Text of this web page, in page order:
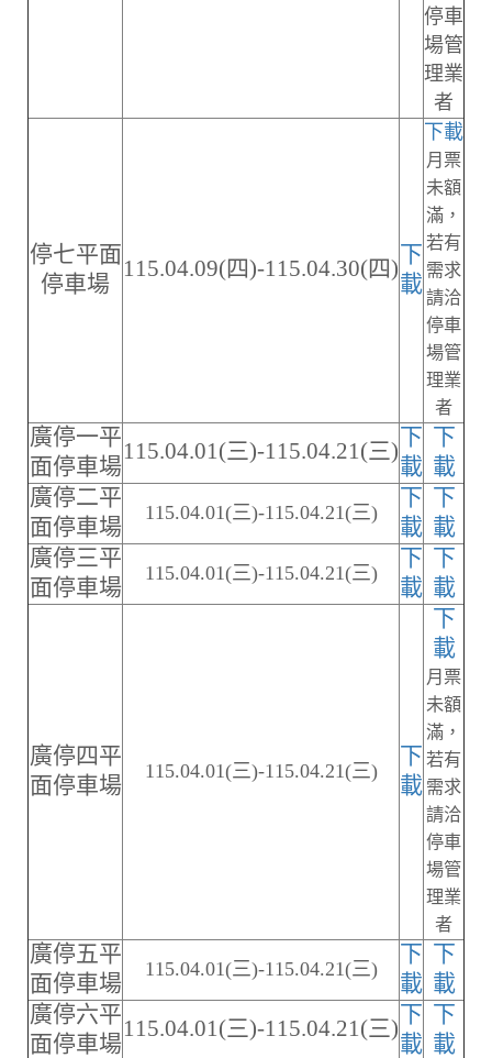
停車
場管
理業
者
停七平面
停車場
115.04.09(四)-115.04.30(四)
下
載
下載
月票
未額
滿，
若有
需求
請洽
停車
場管
理業
者
廣停一平
面停車場
115.04.01(三)-115.04.21(三)
下
載
下
載
廣停二平
面停車場
115.04.01(三)-115.04.21(三)
下
載
下
載
廣停三平
面停車場
115.04.01(三)-115.04.21(三)
下
載
下
載
廣停四平
面停車場
115.04.01(三)-115.04.21(三)
下
載
下
載
月票
未額
滿，
若有
需求
請洽
停車
場管
理業
者
廣停五平
面停車場
115.04.01(三)-115.04.21(三)
下
載
下
載
廣停六平
面停車場
115.04.01(三)-115.04.21(三)
下
載
下
載